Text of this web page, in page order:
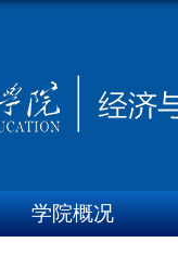
学院概况